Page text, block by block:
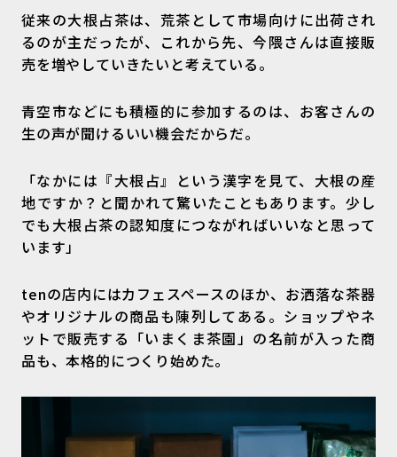
従来の大根占茶は、荒茶として市場向けに出荷され
るのが主だったが、これから先、今隈さんは直接販
売を増やしていきたいと考えている。
青空市などにも積極的に参加するのは、お客さんの
生の声が聞けるいい機会だからだ。
「なかには『大根占』という漢字を見て、大根の産
地ですか？と聞かれて驚いたこともあります。少し
でも大根占茶の認知度につながればいいなと思って
います」
tenの店内にはカフェスペースのほか、お洒落な茶器
やオリジナルの商品も陳列してある。ショップやネ
ットで販売する「いまくま茶園」の名前が入った商
品も、本格的につくり始めた。